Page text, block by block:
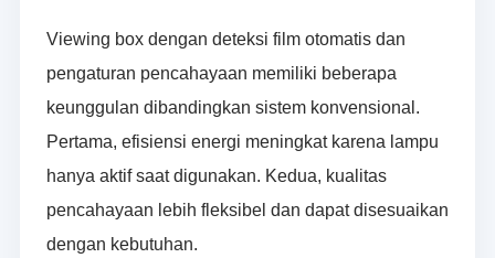
Viewing box dengan deteksi film otomatis dan
pengaturan pencahayaan memiliki beberapa
keunggulan dibandingkan sistem konvensional.
Pertama, efisiensi energi meningkat karena lampu
hanya aktif saat digunakan. Kedua, kualitas
pencahayaan lebih fleksibel dan dapat disesuaikan
dengan kebutuhan.